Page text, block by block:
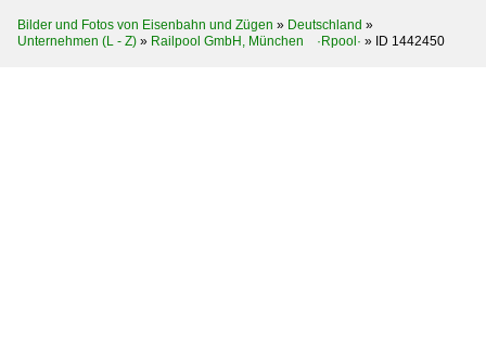
Bilder und Fotos von Eisenbahn und Zügen » Deutschland »
Unternehmen (L - Z) » Railpool GmbH, München ·Rpool· » ID 1442450